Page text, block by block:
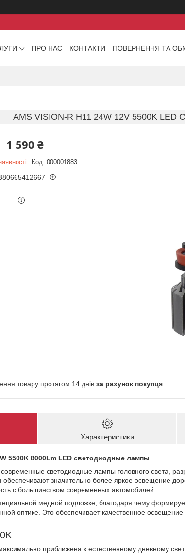
ПРО НАС КОНТАКТИ ПОВЕРНЕННЯ ТА
AMS VISION-R H11 24W 12V 5500K
1 590 ₴
Код: 000001883
товару протягом 14 днів за рахунок покупця
Характеристики
5500K 8000Lm LED светодиодные лампы
светодиодные лампы головного света,
значительно более яркое освещение
с большинством современных автомобилей.
медной подложке, благодаря чему
оптике. Это обеспечивает качественное
приближена к естественному дневному